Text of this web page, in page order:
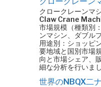
クロークレーンマ
Claw Crane
市場規模（種類別
ンマシン、ダブル
用途別：ショッピ
要地域と国別市場
向と市場シェア、
細な分析を行いま
世界のNBQX二